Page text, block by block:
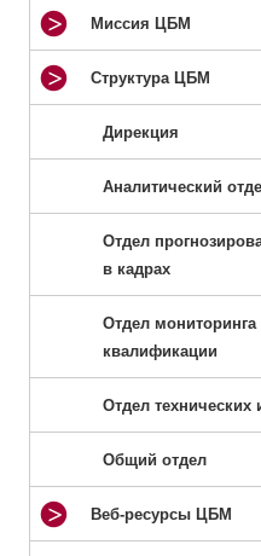
Миссия ЦБМ
Структура ЦБМ
Дирекция
Аналитический
Отдел
в кадрах
Отдел
квалификации
Отдел
Общий отдел
Веб-ресурсы ЦБМ